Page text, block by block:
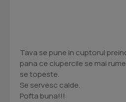
Tava se pune in cuptorul
pana ce ciupercile se mai
se topeste.
Se servesc calde.
Pofta buna!!!